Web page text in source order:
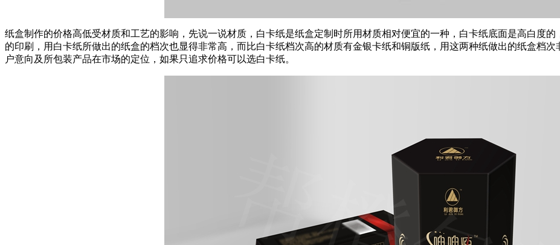
纸盒制作的价格高低受材质和工艺的影响，先说一说材质，白卡纸是纸盒定制时所用材质相对便宜的一种，白卡纸底面是高白度
的印刷，用白卡纸所做出的纸盒的档次也显得非常高，而比白卡纸档次高的材质有金银卡纸和铜版纸，用这两种纸做出的纸盒档
户意向及所包装产品在市场的定位，如果只追求价格可以选白卡纸。